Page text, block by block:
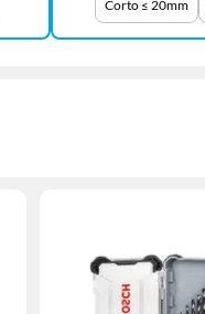
Corto ≤ 20mm